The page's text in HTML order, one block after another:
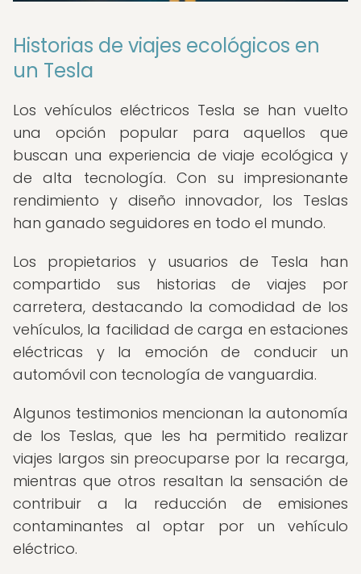
Historias de viajes ecológicos en
un Tesla
Los vehículos eléctricos Tesla se han vuelto
una opción popular para aquellos que
buscan una experiencia de viaje ecológica y
de alta tecnología. Con su impresionante
rendimiento y diseño innovador, los Teslas
han ganado seguidores en todo el mundo.
Los propietarios y usuarios de Tesla han
compartido sus historias de viajes por
carretera, destacando la comodidad de los
vehículos, la facilidad de carga en estaciones
eléctricas y la emoción de conducir un
automóvil con tecnología de vanguardia.
Algunos testimonios mencionan la autonomía
de los Teslas, que les ha permitido realizar
viajes largos sin preocuparse por la recarga,
mientras que otros resaltan la sensación de
contribuir a la reducción de emisiones
contaminantes al optar por un vehículo
eléctrico.